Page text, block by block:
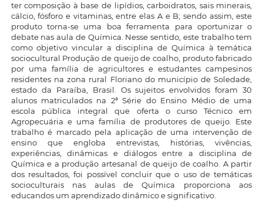
ter composição à base de lipídios, carboidratos, sais minerais,
cálcio, fósforo e vitaminas, entre elas A e B; sendo assim, este
produto torna-se uma boa ferramenta para oportunizar o
debate nas aula de Química. Nesse sentido, este trabalho tem
como objetivo vincular a disciplina de Química à temática
sociocultural Produção de queijo de coalho, produto fabricado
por uma família de agricultores e estudantes campesinos
residentes na zona rural Floriano do município de Soledade,
estado da Paraíba, Brasil. Os sujeitos envolvidos foram 30
alunos matriculados na 2ª Série do Ensino Médio de uma
escola pública integral que oferta o curso Técnico em
Agropecuária e uma família de produtores de queijo. Este
trabalho é marcado pela aplicação de uma intervenção de
ensino que engloba entrevistas, histórias, vivências,
experiências, dinâmicas e diálogos entre a disciplina de
Química e a produção artesanal de queijo de coalho. A partir
dos resultados, foi possível concluir que o uso de temáticas
socioculturais nas aulas de Química proporciona aos
educandos um aprendizado dinâmico e significativo.